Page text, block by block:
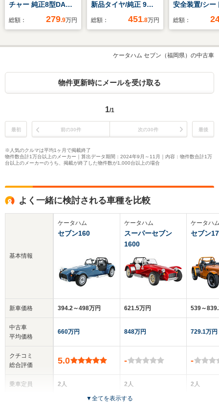
チャー 純正8型DA
BSM ETC 前後ド
ター LEDオートライ
ス 衝突軽減 追従ク
総額： 279.9万円
新品タイヤ/純正 9イ
ンチ SDナビ/衝突安全
ンプ LED/USBジャッ
ク/Bluetooth接
滑り防止装置
総額： 451.8万円
安全装置/シー
ター/車線逸脱
接続/ETC/
防止装置/バッ
総額：
ケータハム セブン（福岡県）の中古車
物件更新時にメールを受け取る
1/1
最初 前の30件 次の30件 最後
※人気のクルマは平均1ヶ月で掲載終了
物件数合計1万台以上のメーカー｜算出データ期間：2024年9月～11月｜内容：物件数合計1万
台以上のメーカーのうち、掲載が終了した物件数が1,000台以上の場合
よく一緒に検討される車種を比較
基本情報
新車価格
中古車
平均価格
クチコミ
総合評価
乗車定員
ケータハム
セブン160
394.2～498万円
660万円
5.0
2人
ケータハム
スーパーセブン
1600
621.5万円
848万円
-
2人
-
ケータハ
セブン
539～
729.1万円
-
2人
▼全てを表示する